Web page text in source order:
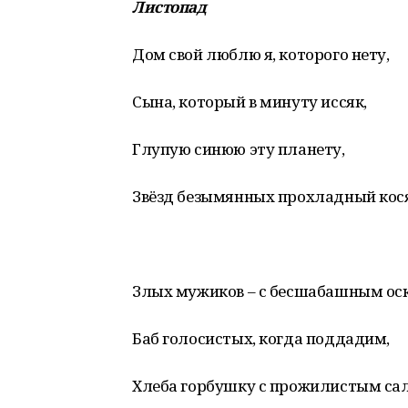
Листопад
Дом свой люблю я, которого нету,
Сына, который в минуту иссяк,
Глупую синюю эту планету,
Звёзд безымянных прохладный
Злых мужиков – с бесшабашным
Баб голосистых, когда поддадим,
Хлеба горбушку с прожилистым